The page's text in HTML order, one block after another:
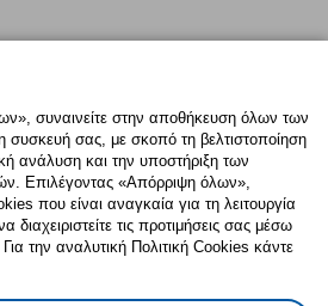
PinterestTwitter
ψηφιακής προσβασιμότητας
συναινείτε στην αποθήκευση όλων των
συσκευή σας, με σκοπό τη βελτιστοποίηση
ανάλυση και την υποστήριξη των
Επιλέγοντας «Απόρριψη όλων»,
που είναι αναγκαία για τη λειτουργία
διαχειριστείτε τις προτιμήσεις σας μέσω
την αναλυτική Πολιτική Cookies κάντε